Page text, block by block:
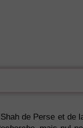
de Perse et de